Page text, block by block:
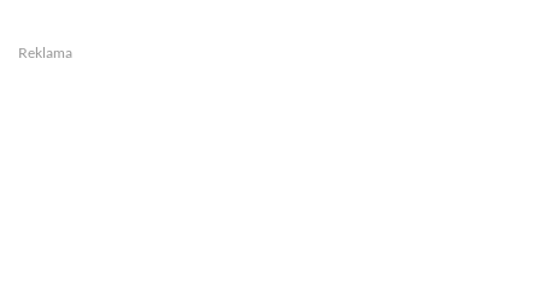
Reklama